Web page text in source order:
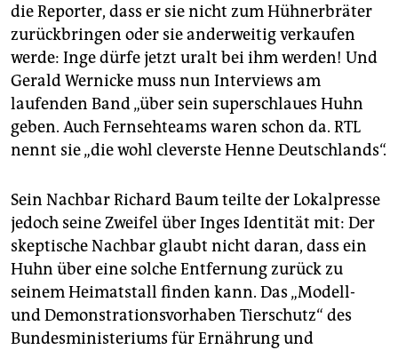
die Reporter, dass er sie nicht zum Hühnerbräter
zurückbringen oder sie anderweitig verkaufen
werde: Inge dürfe jetzt uralt bei ihm werden! Und
Gerald Wernicke muss nun Interviews am
laufenden Band „über sein superschlaues Huhn
geben. Auch Fernsehteams waren schon da. RTL
nennt sie „die wohl cleverste Henne Deutschlands“.
Sein Nachbar Richard Baum teilte der Lokalpresse
jedoch seine Zweifel über Inges Identität mit: Der
skeptische Nachbar glaubt nicht daran, dass ein
Huhn über eine solche Entfernung zurück zu
seinem Heimatstall finden kann. Das „Modell-
und Demonstrationsvorhaben Tierschutz“ des
Bundesministeriums für Ernährung und